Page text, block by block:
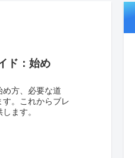
ド：始め
方、必要な道
。これからブレ
ます。